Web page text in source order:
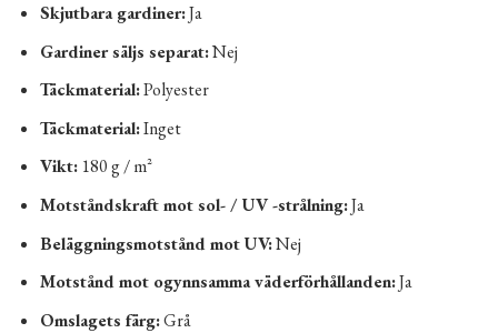
Skjutbara gardiner:Ja
Gardiner säljs separat:Nej
Täckmaterial:Polyester
Täckmaterial:Inget
Vikt:180 g / m²
Motståndskraft mot sol- / UV -strålning:Ja
Beläggningsmotstånd mot UV:Nej
Motstånd mot ogynnsamma väderförhållanden:Ja
Omslagets färg:Grå